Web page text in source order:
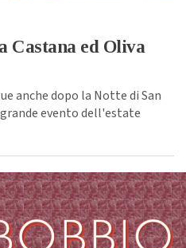
Castana ed Oliva
anche dopo la Notte di San
evento dell'estate